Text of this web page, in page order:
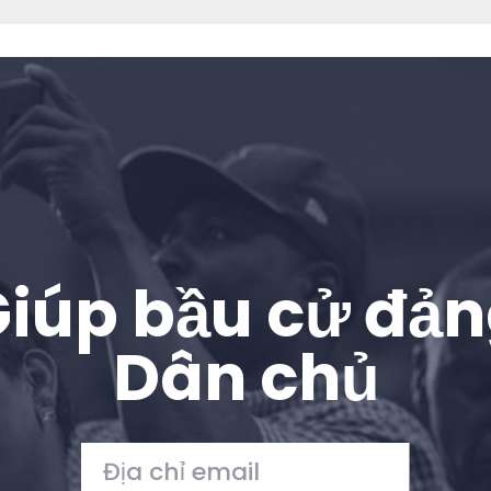
Trang chủ
Shop
Take Back the Courts
Làm việc với chúng tôi
Nhấn
Bữa tiệc của bạn
bầu cử
Dân chủ